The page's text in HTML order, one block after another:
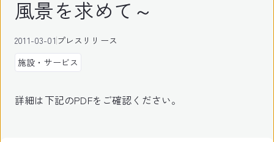
風景を求めて～
2011-03-01プレスリリース
施設・サービス
詳細は下記のPDFをご確認ください。